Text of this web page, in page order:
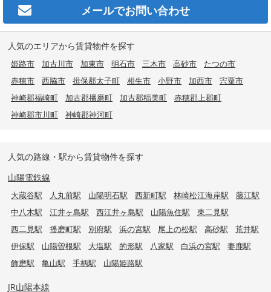
メールでお問い合わせ
人気のエリアから賃貸物件を探す
姫路市 加古川市 加東市 明石市 三木市 高砂市
たつの市
赤穂市
西脇市 揖保郡太子町 相生市 小野市 加西市
宍粟市
神崎郡福崎町
加古郡播磨町 加古郡稲美町
赤穂郡上郡町
神崎郡市川町
神崎郡神河町
人気の路線・駅から賃貸物件を探す
山陽電鉄線
大蔵谷駅 人丸前駅 山陽明石駅 西新町駅 林崎松江海岸駅
藤江駅
中八木駅
江井ヶ島駅 西江井ヶ島駅 山陽魚住駅
東二見駅
西二見駅
播磨町駅 別府駅 浜の宮駅 尾上の松駅 高砂駅
荒井駅
伊保駅
山陽曽根駅 大塩駅 的形駅 八家駅 白浜の宮駅
妻鹿駅
飾磨駅
亀山駅 手柄駅 山陽姫路駅
JR山陽本線